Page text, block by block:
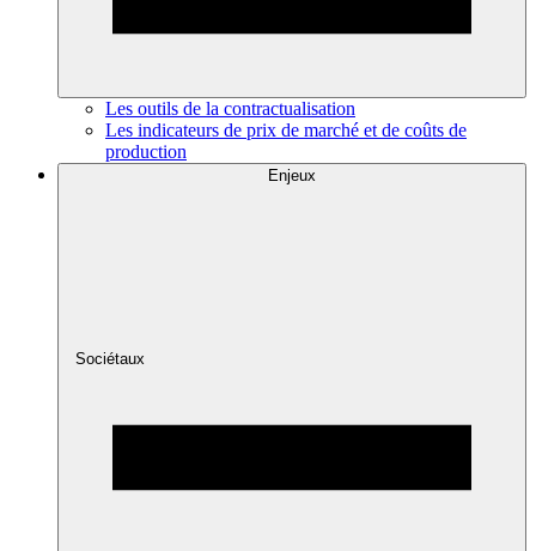
Les outils de la contractualisation
Les indicateurs de prix de marché et de coûts de
production
Enjeux
Sociétaux